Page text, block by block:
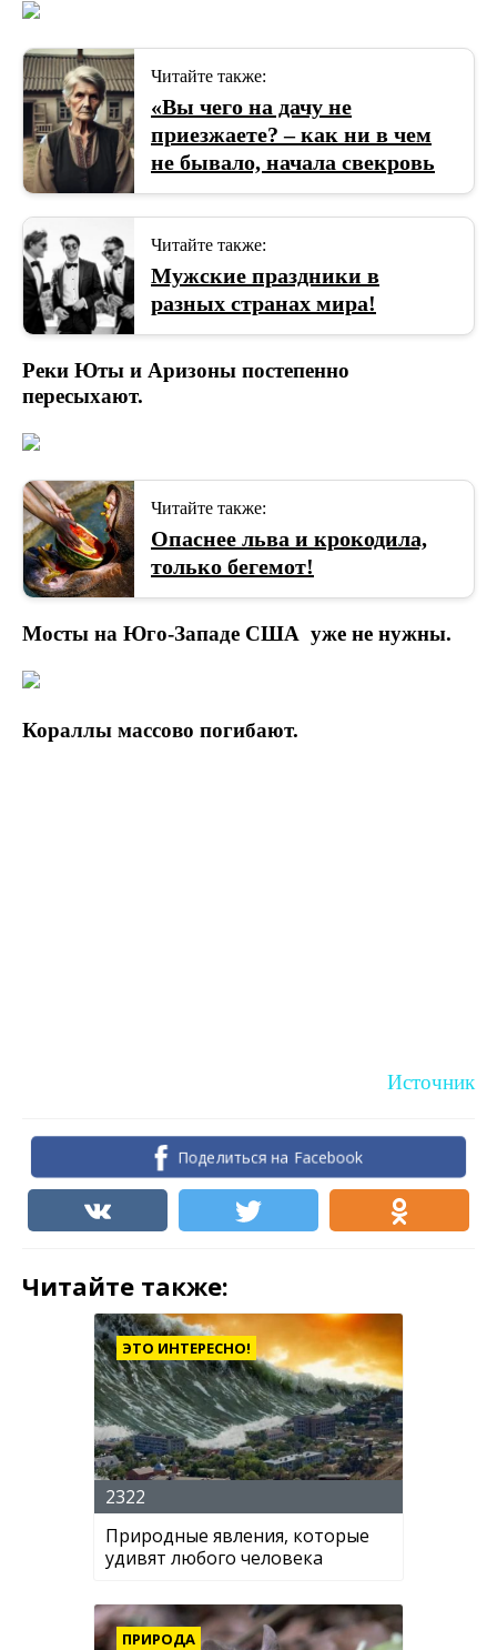
Читайте также:
«Вы чего на дачу не
приезжаете? – как ни в чем
не бывало, начала свекровь
Читайте также:
Мужские праздники в
разных странах мира!
Реки Юты и Аризоны постепенно
пересыхают.
Читайте также:
Опаснее льва и крокодила,
только бегемот!
Мосты на Юго-Западе США уже не нужны.
Кораллы массово погибают.
Источник
Поделиться на Facebook
Читайте также:
ЭТО ИНТЕРЕСНО!
2322
Природные явления, которые
удивят любого человека
ПРИРОДА